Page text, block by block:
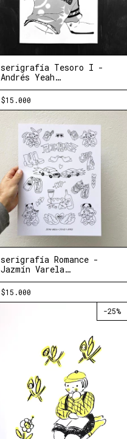
serigrafía Tesoro I -
Andrés Yeah
(Nimia+Chocho)
$15.000
serigrafía Romance -
Jazmín Varela
(Nimia+Chocho)
$15.000
-25%